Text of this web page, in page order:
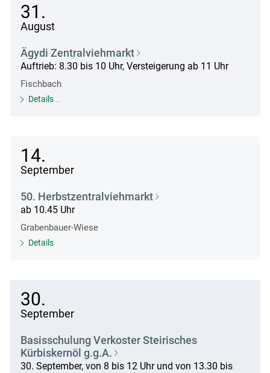
31.
August
Ägydi Zentralviehmarkt
Auftrieb: 8.30 bis 10 Uhr, Versteigerung ab 11 Uhr
Fischbach
Details
14.
September
50. Herbstzentralviehmarkt
ab 10.45 Uhr
Grabenbauer-Wiese
Details
30.
September
Basisschulung Verkoster Steirisches
Kürbiskernöl g.g.A.
30. September, von 8 bis 12 Uhr und von 13.30 bis